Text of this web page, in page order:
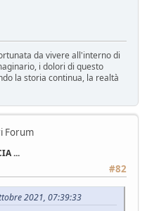
da vivere all'interno di
i dolori di questo
la storia continua, la realtà
Forum
...
#82
2021, 07:39:33